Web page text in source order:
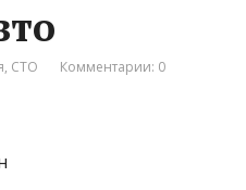
, СТО Комментарии: 0